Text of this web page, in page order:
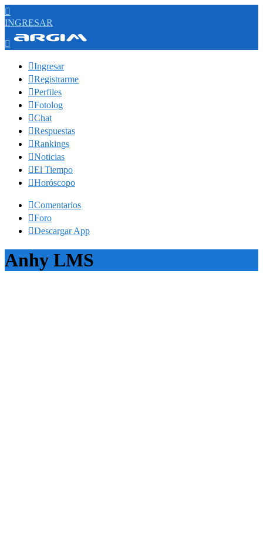

INGRESAR

Ingresar
Registrarme
Perfiles
Fotolog
Chat
Respuestas
Rankings
Noticias
El Tiempo
Horóscopo
Comentarios
Foro
Descargar App
Anhy LMS